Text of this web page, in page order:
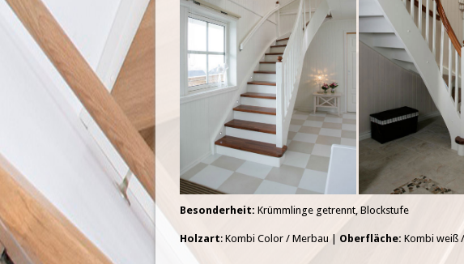
Besonderheit: Krümmlinge getrennt, Blockstufe
Holzart: Kombi Color / Merbau | Oberfläche: Kombi weiß